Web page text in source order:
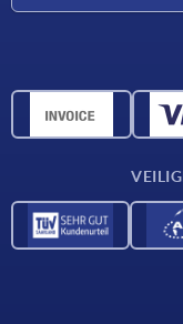
CAD-gegevens